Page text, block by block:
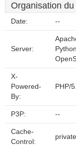
Organisation
Date: --
Server:
X-
Powered-
By:
PHP/
P3P: --
Cache-
Control: